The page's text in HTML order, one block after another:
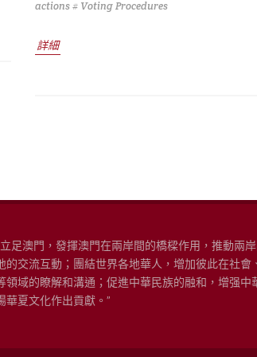
actions# Voting Procedures
詳細
足澳門，發揮澳門在兩岸間的橋樑作用，推動兩
的交流互動；團結世界各地華人，增加彼此在社會
領域的瞭解和溝通；促進中華民族的融和，增强中
華夏文化作出貢獻。”